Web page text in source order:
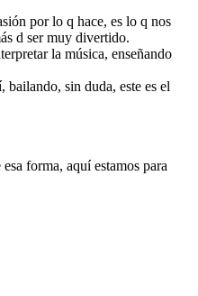
por lo q hace, es lo q nos
d ser muy divertido.
la música, enseñando
sin duda, este es el
forma, aquí estamos para